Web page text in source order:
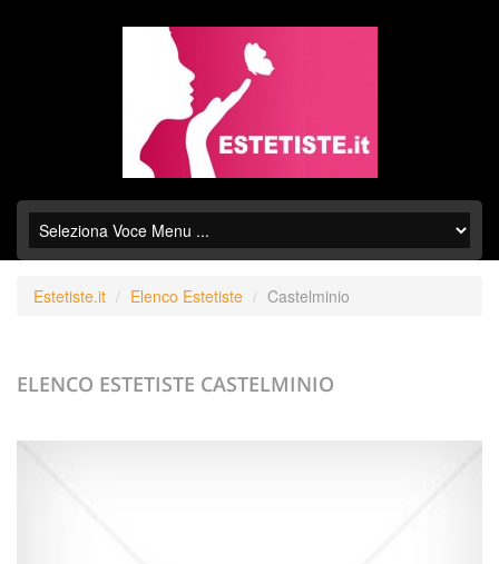
Estetiste.it Elenco Estetiste Castelminio
ELENCO ESTETISTE CASTELMINIO